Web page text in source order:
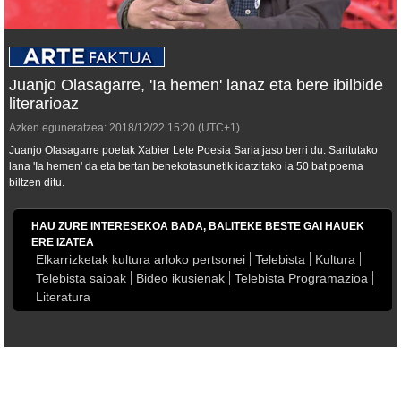
Juanjo Olasagarre, 'Ia hemen' lanaz eta bere ibilbide
literarioaz
Azken eguneratzea: 2018/12/22 15:20 (UTC+1)
Juanjo Olasagarre poetak Xabier Lete Poesia Saria jaso berri du. Saritutako
lana 'Ia hemen' da eta bertan benekotasunetik idatzitako ia 50 bat poema
biltzen ditu.
HAU ZURE INTERESEKOA BADA, BALITEKE BESTE GAI HAUEK
ERE IZATEA
Elkarrizketak kultura arloko pertsonei Telebista
Kultura
Telebista saioak
Bideo ikusienak
Telebista Programazioa
Literatura